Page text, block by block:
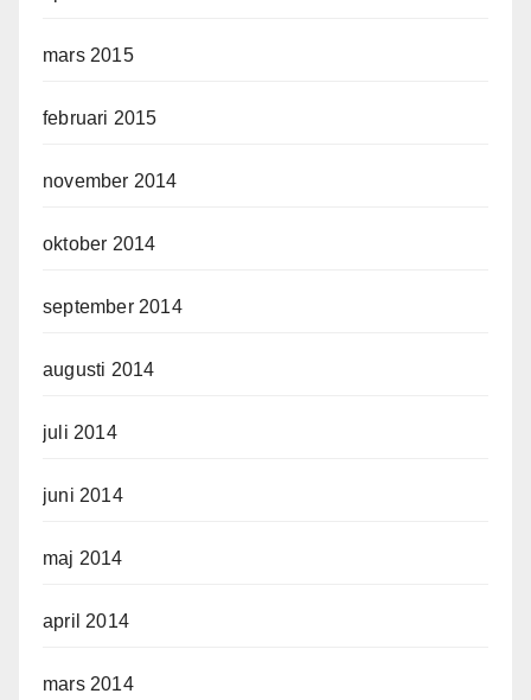
mars 2015
februari 2015
november 2014
oktober 2014
september 2014
augusti 2014
juli 2014
juni 2014
maj 2014
april 2014
mars 2014